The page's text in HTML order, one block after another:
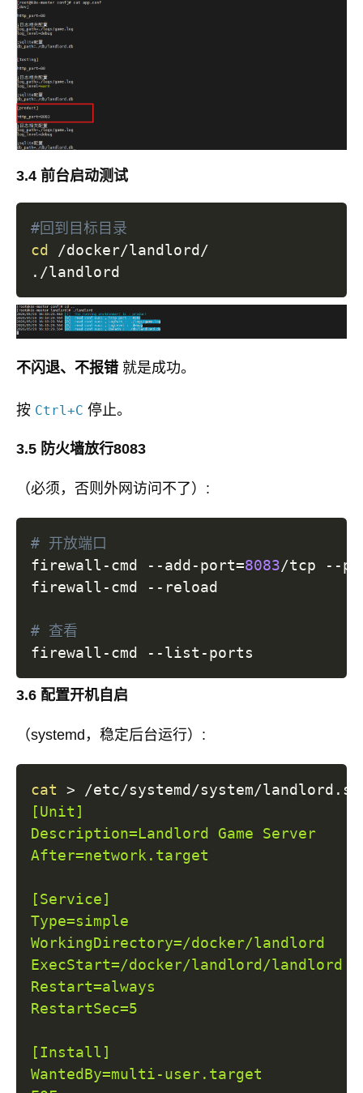
3.4 前台启动测试
#回到目标目录
cd
/docker/landlord/
不闪退、不报错 就是成功。
按 Ctrl+C 停止。
3.5 防火墙放行8083
（必须，否则外网访问不了）:
# 开放端口
firewall-cmd --add-port=8083/tcp --
firewall-cmd --reload
# 查看
3.6 配置开机自启
（systemd，稳定后台运行）:
cat > /etc/systemd/system/
[Unit]
Description=Landlord Game Server
After=network.target
[Service]
Type=simple
WorkingDirectory=/docker/landlord
ExecStart=/docker/landlord/landlord
Restart=always
RestartSec=5
[Install]
WantedBy=multi-user.target